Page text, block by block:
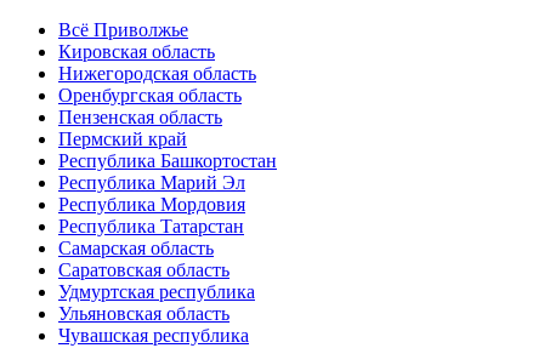
Всё Приволжье
Кировская область
Нижегородская область
Оренбургская область
Пензенская область
Пермский край
Республика Башкортостан
Республика Марий Эл
Республика Мордовия
Республика Татарстан
Самарская область
Саратовская область
Удмуртская республика
Ульяновская область
Чувашская республика